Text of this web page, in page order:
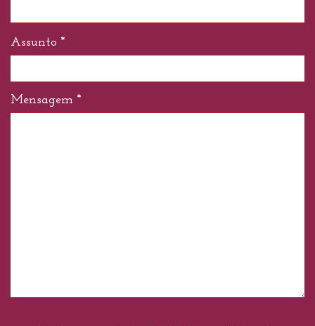
Assunto *
Mensagem *